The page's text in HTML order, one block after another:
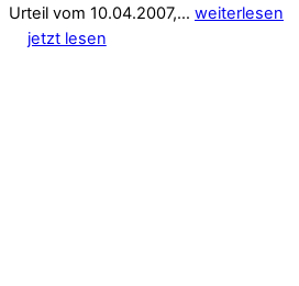
Urteil vom 10.04.2007,… weiterlesen
jetzt lesen